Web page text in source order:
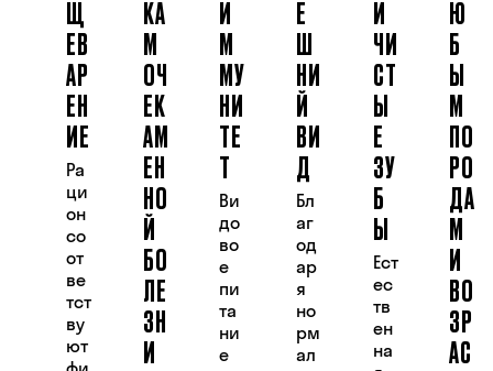
Щ
ЕВ
АР
ЕН
ИЕ
Ра
ци
он
со
от
ве
тст
ву
ют
КА
М
ОЧ
ЕК
АМ
ЕН
НО
Й
БО
ЛЕ
ЗН
И
И
М
МУ
НИ
ТЕ
Т
Ви
до
во
е
пи
та
ни
е
Е
Ш
НИ
Й
ВИ
Д
Бл
аг
од
ар
я
но
рм
ал
И
ЧИ
СТ
Ы
Е
ЗУ
Б
Ы
Ест
ес
тв
ен
на
Ю
Б
Ы
М
ПО
РО
ДА
М
И
ВО
ЗР
АС